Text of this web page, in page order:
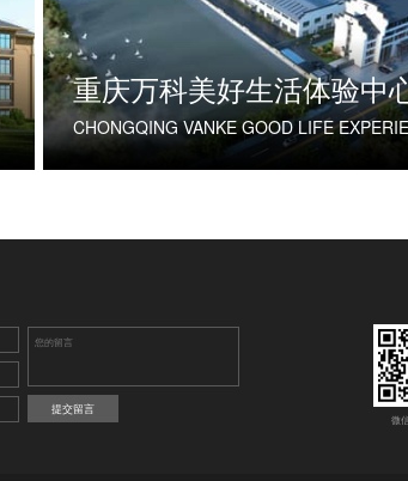
重庆万科美好生活体验中
提交留言
微